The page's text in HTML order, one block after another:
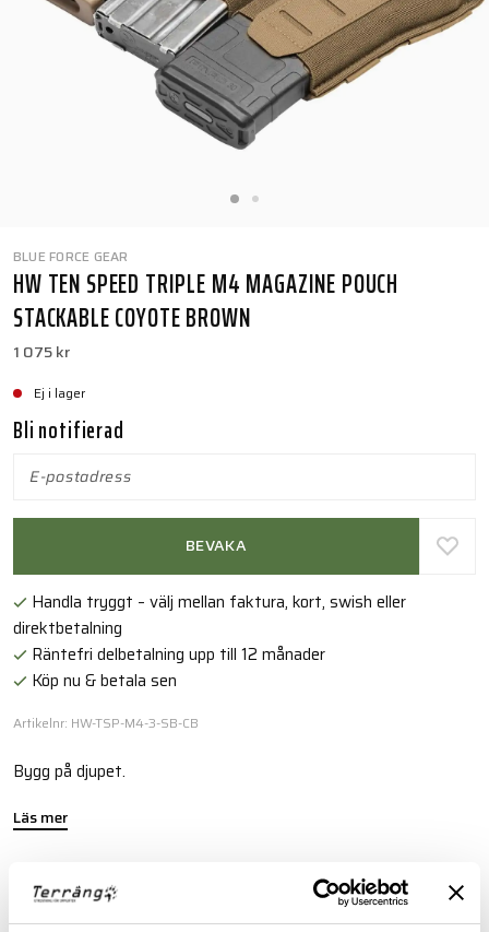
BLUE FORCE GEAR
HW TEN SPEED TRIPLE M4 MAGAZINE POUCH
STACKABLE COYOTE BROWN
1 075 kr
Ej i lager
Bli notifierad
BEVAKA
Handla tryggt – välj mellan faktura, kort, swish eller
direktbetalning
Räntefri delbetalning upp till 12 månader
Köp nu & betala sen
Artikelnr: HW-TSP-M4-3-SB-CB
Bygg på djupet.
Läs mer
FINNS I FÖLJANDE FÄRGER